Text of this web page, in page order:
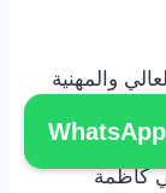
والمهنية
بلطف
تجربة السفر
كاظمة